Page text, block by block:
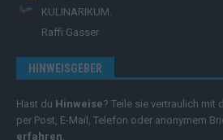
KULINARIKUM.
Raffi Gasser
HINWEISGEBER
Hast du Hinweise? Teile sie vertraulich mit
per Post, E-Mail, Telefon oder anonymem
erfahren.